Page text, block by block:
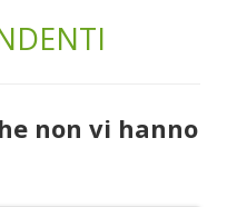
non vi hanno